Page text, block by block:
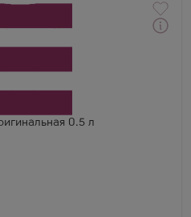
0.5 л
Ничего
водочный вкус.